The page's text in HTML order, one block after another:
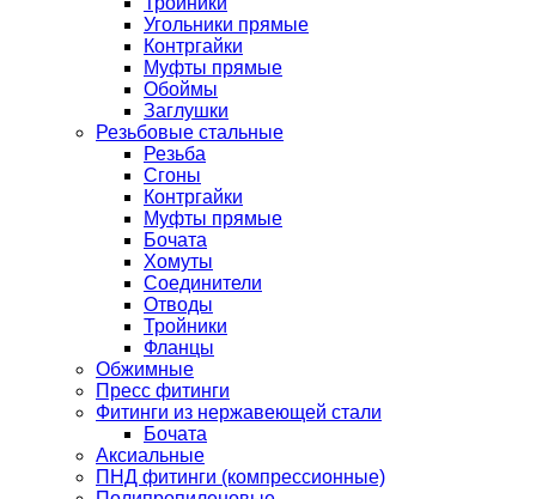
Угольники прямые
Контргайки
Муфты прямые
Обоймы
Заглушки
Резьбовые стальные
Резьба
Сгоны
Контргайки
Муфты прямые
Бочата
Хомуты
Соединители
Отводы
Тройники
Фланцы
Обжимные
Пресс фитинги
Фитинги из нержавеющей стали
Бочата
Аксиальные
ПНД фитинги (компрессионные)